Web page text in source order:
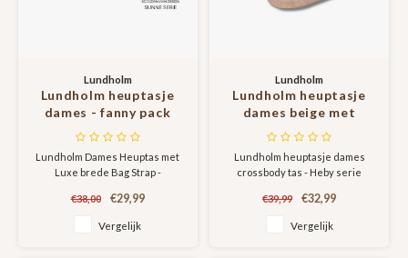
Lundholm
Lundholm heuptasje
dames - fanny pack
dames festival tasje -
cadeau voor vriendin -
dubbele rits |
Scandinavian Design -
Sunne Serie Cognac
Lundholm Dames Heuptas met
Luxe brede Bag Strap -
Design | Sunne Serie
€38,00 €29,99
Vergelijk
Lundholm
Lundholm heuptasje
dames beige met
tassenriem festival
tasje dames - heuptas
dames met brede riem
- Scandinavisch design
| Heby serie
Lundholm heuptasje dames
crossbody tas - Heby serie
€39,99 €32,99
Vergelijk